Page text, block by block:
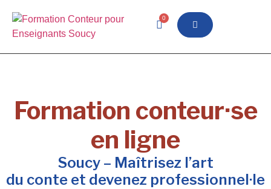
0
Formation conteur·se
en ligne
Soucy – Maîtrisez l’art
du conte et devenez professionnel·le